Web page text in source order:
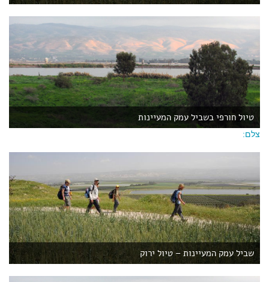
טיול חורפי בשביל עמק המעיינות
צלם:
שביל עמק המעיינות – טיול ירוק